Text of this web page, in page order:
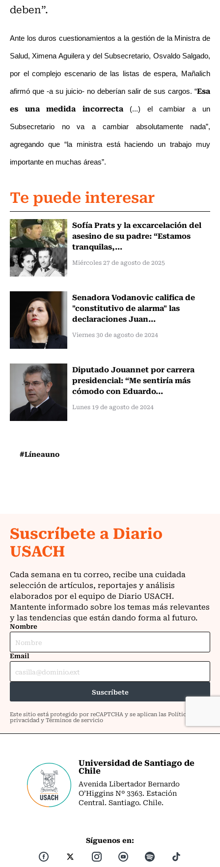
deben”.
Ante los duros cuestionamientos a la gestión de la Ministra de
Salud, Ximena Aguilera y del Subsecretario, Osvaldo Salgado,
por el complejo escenario de las listas de espera, Mañalich
afirmó que -a su juicio- no deberían salir de sus cargos. “Esa
es una medida incorrecta(...) el cambiar a un
Subsecretario no va a cambiar absolutamente nada”,
agregando que “la ministra está haciendo un trabajo muy
importante en muchas áreas”.
Te puede interesar
Sofía Prats y la excarcelación del
asesino de su padre: “Estamos
tranquilas,...
Miércoles 27 de agosto de 2025
Senadora Vodanovic califica de
"constitutivo de alarma" las
declaraciones Juan...
Viernes 30 de agosto de 2024
Diputado Jouannet por carrera
presidencial: “Me sentiría más
cómodo con Eduardo...
Lunes 19 de agosto de 2024
#Líneauno
Universidad de Santiago de
Chile
Avenida Libertador Bernardo
O’Higgins Nº 3363. Estación
Central. Santiago. Chile.
Síguenos en: